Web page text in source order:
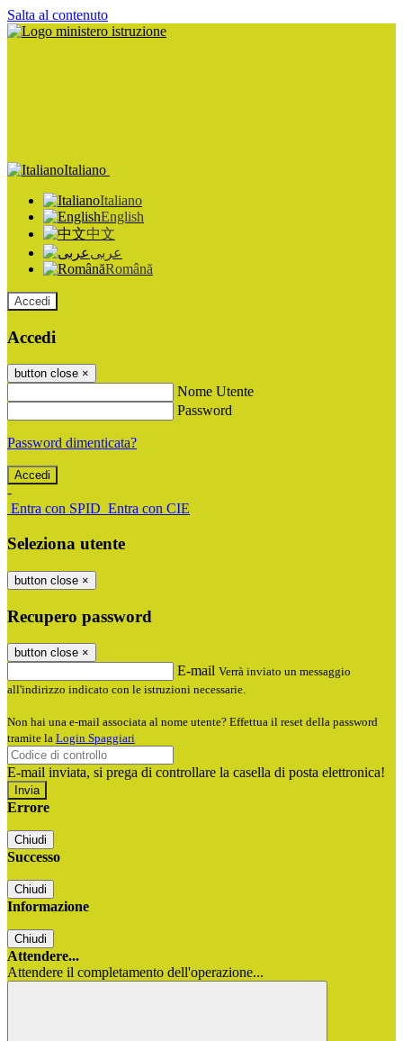
Salta al contenuto
Italiano
Italiano
English
中文
عربى
Română
Accedi
Accedi
button close ×
Nome Utente
Password
Password dimenticata?
-
Entra con SPID Entra con CIE
Seleziona utente
button close ×
Recupero password
button close ×
E-mail Verrà inviato un messaggio
all'indirizzo indicato con le istruzioni necessarie.
Non hai una e-mail associata al nome utente? Effettua il reset della password
tramite la Login Spaggiari
E-mail inviata, si prega di controllare la casella di posta elettronica!
Errore
Chiudi
Successo
Chiudi
Informazione
Chiudi
Attendere...
Attendere il completamento dell'operazione...